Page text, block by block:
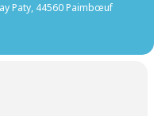
Paty, 44560 Paimbœuf